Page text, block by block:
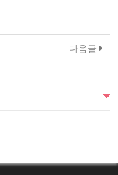
다음글